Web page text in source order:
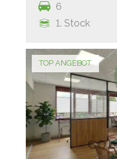
6
1. Stock
TOP ANGEBOT